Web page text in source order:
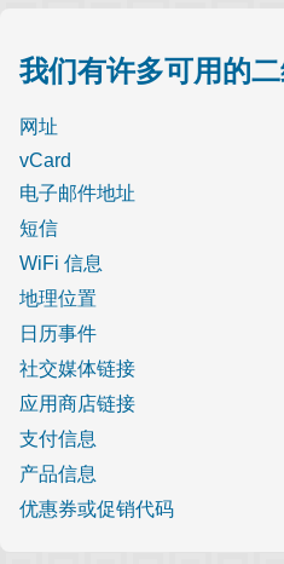
我们有许多可用的二
网址
vCard
电子邮件地址
短信
WiFi 信息
地理位置
日历事件
社交媒体链接
应用商店链接
支付信息
产品信息
优惠券或促销代码